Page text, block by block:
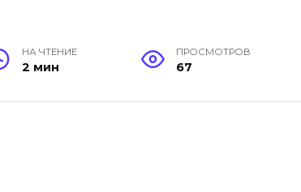
НА ЧТЕНИЕ
2 мин
ПРОСМОТРОВ
67